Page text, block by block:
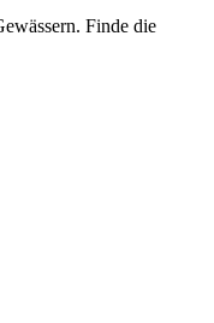
Finde die